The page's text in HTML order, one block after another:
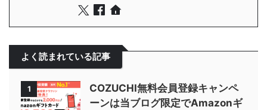
よく読まれている記事
1
COZUCHI無料会員登録キャンペ
ーンは当ブログ限定でAmazonギ